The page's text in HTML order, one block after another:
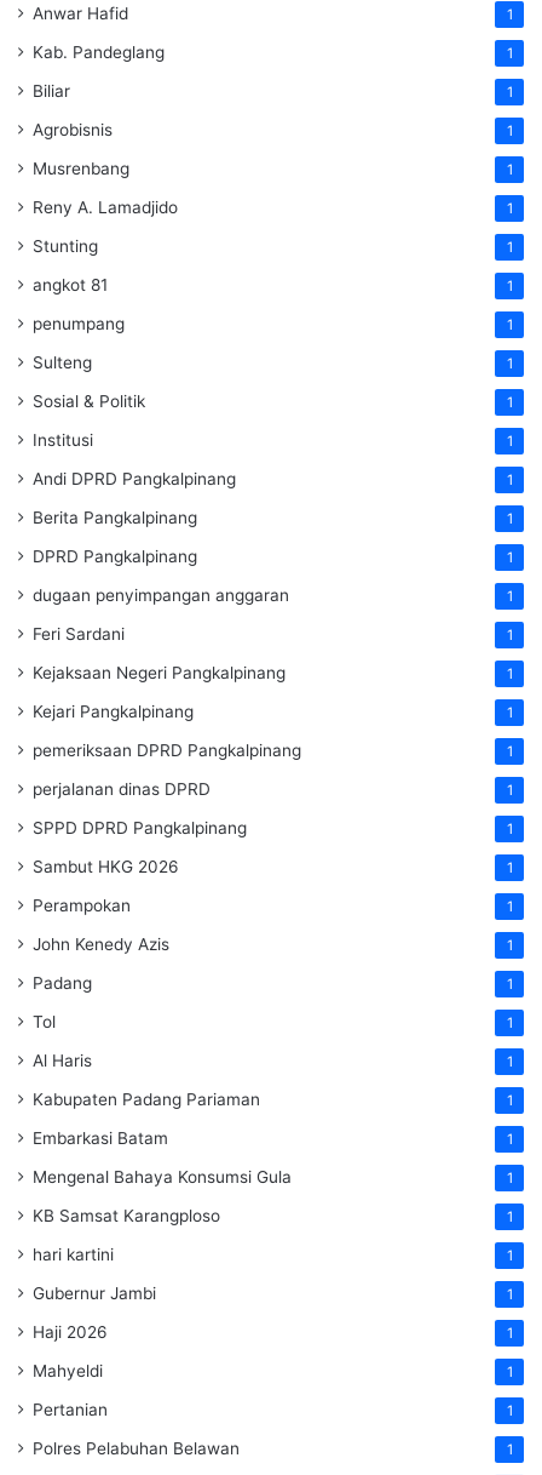
Anwar Hafid 1
Kab. Pandeglang 1
Biliar 1
Agrobisnis 1
Musrenbang 1
Reny A. Lamadjido 1
Stunting 1
angkot 81 1
penumpang 1
Sulteng 1
Sosial & Politik 1
Institusi 1
Andi DPRD Pangkalpinang 1
Berita Pangkalpinang 1
DPRD Pangkalpinang 1
dugaan penyimpangan anggaran 1
Feri Sardani 1
Kejaksaan Negeri Pangkalpinang 1
Kejari Pangkalpinang 1
pemeriksaan DPRD Pangkalpinang 1
perjalanan dinas DPRD 1
SPPD DPRD Pangkalpinang 1
Sambut HKG 2026 1
Perampokan 1
John Kenedy Azis 1
Padang 1
Tol 1
Al Haris 1
Kabupaten Padang Pariaman 1
Embarkasi Batam 1
Mengenal Bahaya Konsumsi Gula 1
KB Samsat Karangploso 1
hari kartini 1
Gubernur Jambi 1
Haji 2026 1
Mahyeldi 1
Pertanian 1
Polres Pelabuhan Belawan 1